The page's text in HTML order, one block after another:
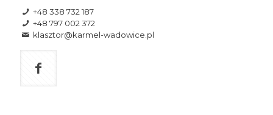
+48 338 732 187
+48 797 002 372
klasztor@karmel-wadowice.pl